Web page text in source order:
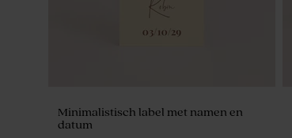
Minimalistisch label met namen en
datum